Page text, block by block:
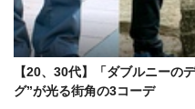
【20、30代】「ダブルニーの
グ”が光る街角の3コーデ